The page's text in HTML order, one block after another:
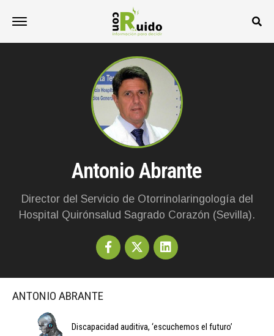
Antonio Abrante
Director del Servicio de Otorrinolaringología del
Hospital Quirónsalud Sagrado Corazón (Sevilla).
ANTONIO ABRANTE
Discapacidad auditiva, ‘escuchemos el futuro’